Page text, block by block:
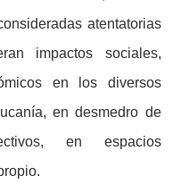
atentatorias
impactos sociales,
en los diversos
en desmedro de
en espacios